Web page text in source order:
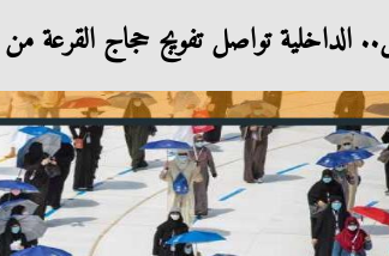
الداخلية تواصل تفويج حجاج القرعة من